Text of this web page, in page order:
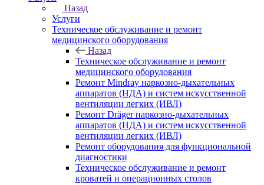
Назад
Услуги
Техническое обслуживание и ремонт
медицинского оборудования
Назад
Техническое обслуживание и ремонт
медицинского оборудования
Ремонт Mindray наркозно-дыхательных
аппаратов (НДА) и систем искусственной
вентиляции легких (ИВЛ)
Ремонт Dräger наркозно-дыхательных
аппаратов (НДА) и систем искусственной
вентиляции легких (ИВЛ)
Ремонт оборудования для функциональной
диагностики
Техническое обслуживание и ремонт
кроватей и операционных столов